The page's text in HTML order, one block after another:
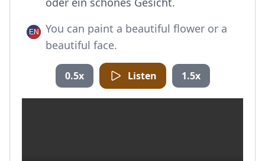
You can paint a beautiful flower or a
beautiful face.
0.5x Listen 1.5x